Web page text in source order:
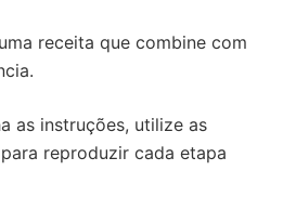
receita que combine com
as instruções, utilize as
reproduzir cada etapa